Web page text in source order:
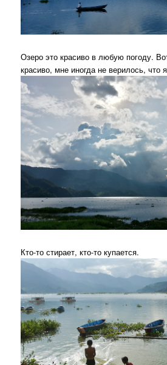
Озеро это красиво в любую погоду.
красиво, мне иногда не верилось, что
Кто-то стирает, кто-то купается.